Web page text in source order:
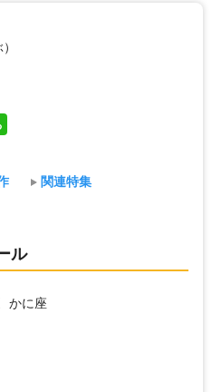
関連特集
ル
かに座